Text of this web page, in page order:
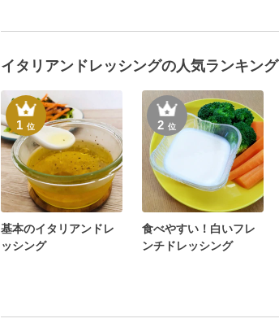
イタリアンドレッシングの人気ランキング
1位
基本のイタリアンドレ
ッシング
2位
食べやすい！白いフレ
ンチドレッシング